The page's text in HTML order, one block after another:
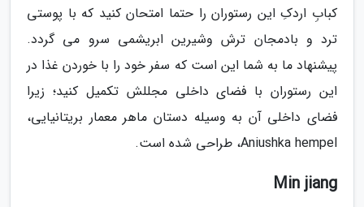
کبابِ اردکِ این رستوران را حتما امتحان کنید که با پوستی
ترد و بادمجان ترش وشیرین ابریشمی سرو می گردد.
پیشنهاد ما به شما این است که سفر خود را با خوردن غذا در
این رستوران با فضای داخلی مجللش تکمیل کنید؛ زیرا
فضای داخلی آن به وسیله دستان ماهر معمار بریتانیایی،
Aniushka hempel، طراحی شده است.
Min jiang